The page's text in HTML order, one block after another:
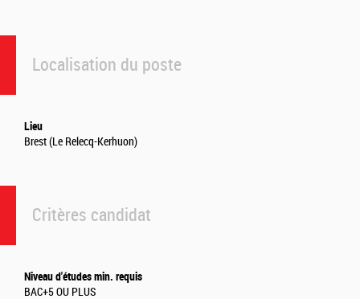
Localisation du poste
Lieu
Brest (Le Relecq-Kerhuon)
Critères candidat
Niveau d'études min. requis
BAC+5 OU PLUS